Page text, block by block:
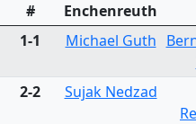
#
Enchenreuth
1-1
Michael Guth
2-2 Sujak Nedzad